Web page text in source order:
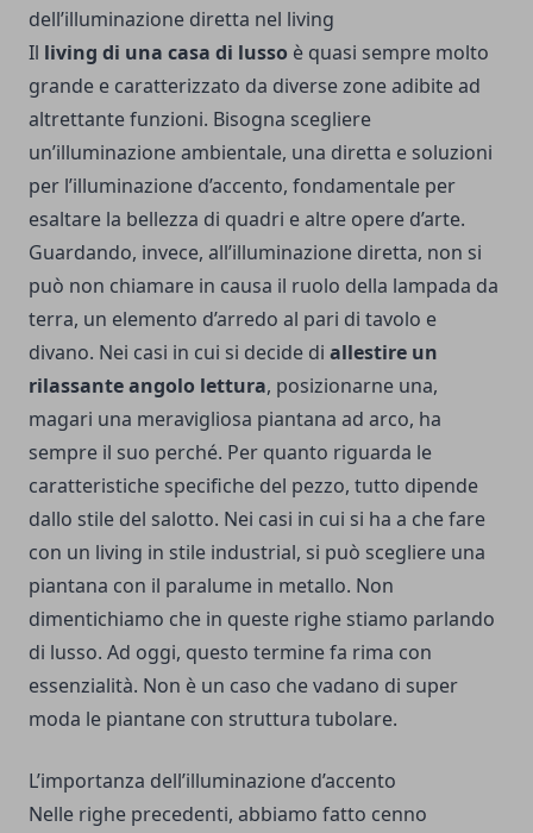
dell’illuminazione diretta nel living
Il living di una casa di lusso è quasi sempre molto
grande e caratterizzato da diverse zone adibite ad
altrettante funzioni. Bisogna scegliere
un’illuminazione ambientale, una diretta e soluzioni
per l’illuminazione d’accento, fondamentale per
esaltare la bellezza di quadri e altre opere d’arte.
Guardando, invece, all’illuminazione diretta, non si
può non chiamare in causa il ruolo della lampada da
terra, un elemento d’arredo al pari di tavolo e
divano. Nei casi in cui si decide di allestire un
rilassante angolo lettura, posizionarne una,
magari una meravigliosa piantana ad arco, ha
sempre il suo perché. Per quanto riguarda le
caratteristiche specifiche del pezzo, tutto dipende
dallo stile del salotto. Nei casi in cui si ha a che fare
con un living in stile industrial, si può scegliere una
piantana con il paralume in metallo. Non
dimentichiamo che in queste righe stiamo parlando
di lusso. Ad oggi, questo termine fa rima con
essenzialità. Non è un caso che vadano di super
moda le piantane con struttura tubolare.
L’importanza dell’illuminazione d’accento
Nelle righe precedenti, abbiamo fatto cenno